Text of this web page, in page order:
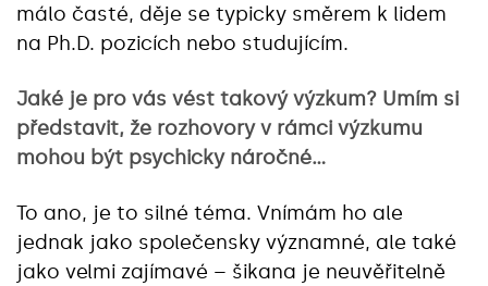
málo časté, děje se typicky směrem k lidem
na Ph.D. pozicích nebo studujícím.
Jaké je pro vás vést takový výzkum? Umím si
představit, že rozhovory v rámci výzkumu
mohou být psychicky náročné…
To ano, je to silné téma. Vnímám ho ale
jednak jako společensky významné, ale také
jako velmi zajímavé – šikana je neuvěřitelně